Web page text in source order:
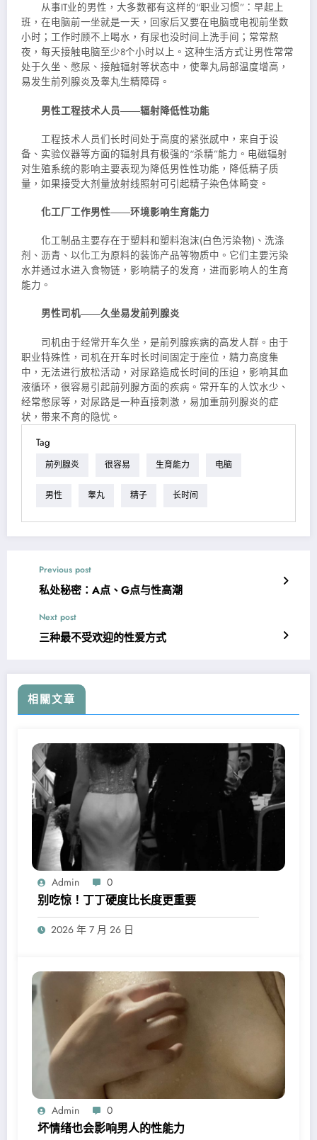
从事IT业的男性，大多数都有这样的“职业习惯”：早起上
班，在电脑前一坐就是一天，回家后又要在电脑或电视前坐数
小时；工作时顾不上喝水，有尿也没时间上洗手间；常常熬
夜，每天接触电脑至少8个小时以上。这种生活方式让男性常常
处于久坐、憋尿、接触辐射等状态中，使睾丸局部温度增高，
易发生前列腺炎及睾丸生精障碍。
男性工程技术人员――辐射降低性功能
工程技术人员们长时间处于高度的紧张感中，来自于设
备、实验仪器等方面的辐射具有极强的“杀精”能力。电磁辐射
对生殖系统的影响主要表现为降低男性性功能，降低精子质
量，如果接受大剂量放射线照射可引起精子染色体畸变。
化工厂工作男性――环境影响生育能力
化工制品主要存在于塑料和塑料泡沫(白色污染物)、洗涤
剂、沥青、以化工为原料的装饰产品等物质中。它们主要污染
水并通过水进入食物链，影响精子的发育，进而影响人的生育
能力。
男性司机――久坐易发前列腺炎
司机由于经常开车久坐，是前列腺疾病的高发人群。由于
职业特殊性，司机在开车时长时间固定于座位，精力高度集
中，无法进行放松活动，对尿路造成长时间的压迫，影响其血
液循环，很容易引起前列腺方面的疾病。常开车的人饮水少、
经常憋尿等，对尿路是一种直接刺激，易加重前列腺炎的症
状，带来不育的隐忧。
Tag
前列腺炎 很容易 生育能力 电脑
男性 睾丸 精子 长时间
Previous post
私处秘密：A点、G点与性高潮
Next post
三种最不受欢迎的性爱方式
相關文章
Admin 0
别吃惊！丁丁硬度比长度更重要
2026 年 7 月 26 日
Admin 0
坏情绪也会影响男人的性能力